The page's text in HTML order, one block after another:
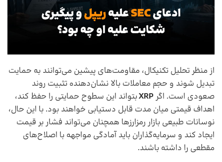
از منظر تحلیل تکنیکال، مقاومت‌های پیشین می‌توانند به حمایت
تبدیل شوند و حجم معاملات بالا نشان‌دهنده تثبیت روند
صعودی است. اگر XRPبتواند این سطوح حمایتی را حفظ کند،
اهداف قیمتی میان‌ مدت قابل دستیابی خواهند بود. با این حال،
نوسانات طبیعی بازار رمزارزها همچنان می‌تواند فشار بر قیمت
ایجاد کند و سرمایه‌گذاران باید آمادگی مواجهه با اصلاح‌های
مقطعی را داشته باشند.